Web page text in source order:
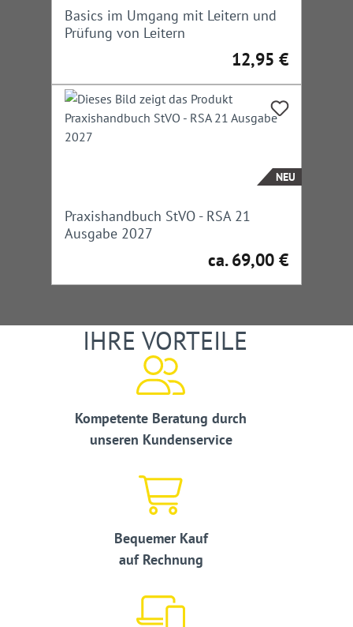
Basics im Umgang mit Leitern und
Prüfung von Leitern
Regulärer Preis:
12,95 €
NEU
Praxishandbuch StVO - RSA 21
Ausgabe 2027
Regulärer Preis:
ca. 69,00 €
IHRE VORTEILE
Kompetente Beratung durch
unseren Kundenservice
Bequemer Kauf
auf Rechnung